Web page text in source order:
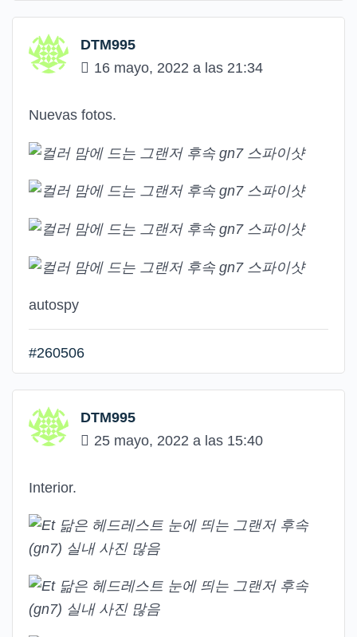
DTM995
16 mayo, 2022 a las 21:34
Nuevas fotos.
autospy
#260506
DTM995
25 mayo, 2022 a las 15:40
Interior.